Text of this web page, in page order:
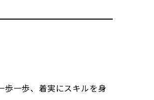
歩一歩、着実にスキルを身